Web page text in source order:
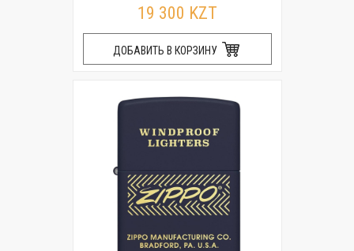
19 300 KZT
ДОБАВИТЬ В КОРЗИНУ